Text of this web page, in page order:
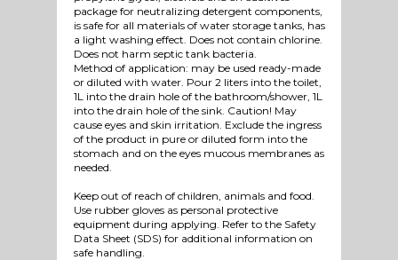
package for neutralizing detergent components,
is safe for all materials of water storage tanks, has
a light washing effect. Does not contain chlorine.
Does not harm septic tank bacteria.
Method of application: may be used ready-made
or diluted with water. Pour 2 liters into the toilet,
1L into the drain hole of the bathroom/shower, 1L
into the drain hole of the sink. Caution! May
cause eyes and skin irritation. Exclude the ingress
of the product in pure or diluted form into the
stomach and on the eyes mucous membranes as
needed.
Keep out of reach of children, animals and food.
Use rubber gloves as personal protective
equipment during applying. Refer to the Safety
Data Sheet (SDS) for additional information on
safe handling.